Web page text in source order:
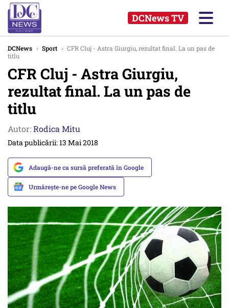
DCNews TV
DCNews › Sport › CFR Cluj - Astra Giurgiu, rezultat final. La un pas de
titlu
CFR Cluj - Astra Giurgiu,
rezultat final. La un pas de
titlu
Autor:Rodica Mitu
Data publicării: 13 Mai 2018
Adaugă-ne ca sursă preferată în Google
Urmărește-ne pe Google News